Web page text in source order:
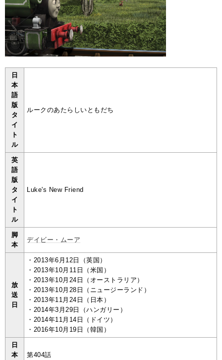
日
本
語
版
タ
イ
ト
ル
ルークのあたらしいともだち
英
語
版
タ
イ
ト
ル
Luke's New Friend
脚
本
デイビー・ムーア
放
送
日
・2013年6月12日（英国）
・2013年10月11日（米国）
・2013年10月24日（オーストラリア）
・2013年10月28日（ニュージーランド）
・2013年11月24日（日本）
・2014年3月29日（ハンガリー）
・2014年11月14日（ドイツ）
・2016年10月19日（韓国）
日
本
第404話